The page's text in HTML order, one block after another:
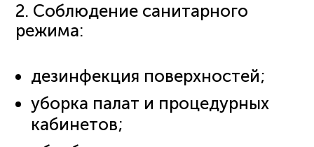
2. Соблюдение санитарного
режима:
дезинфекция поверхностей;
уборка палат и процедурных
кабинетов;